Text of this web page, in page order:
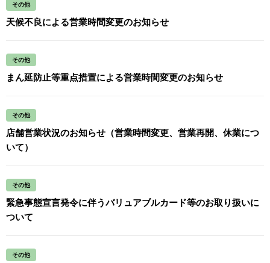
その他
天候不良による営業時間変更のお知らせ
その他
まん延防止等重点措置による営業時間変更のお知らせ
その他
店舗営業状況のお知らせ（営業時間変更、営業再開、休業につ
いて）
その他
緊急事態宣言発令に伴うバリュアブルカード等のお取り扱いに
ついて
その他